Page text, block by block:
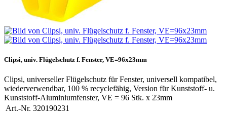
Clipsi, univ. Flügelschutz f. Fenster, VE=96x23mm
Clipsi, universeller Flügelschutz für Fenster, universell kompatibel,
wiederverwendbar, 100 % recyclefähig, Version für Kunststoff- u.
Kunststoff-Aluminiumfenster, VE = 96 Stk. x 23mm
Art.-Nr. 320190231